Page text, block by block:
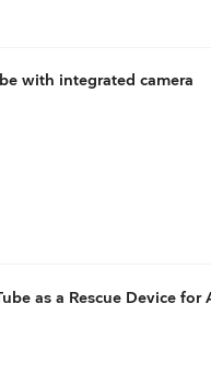
with integrated camera
as a Rescue Device